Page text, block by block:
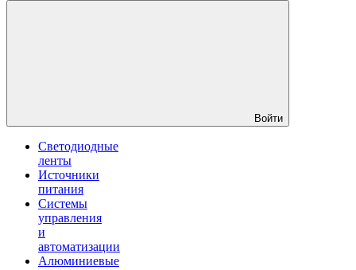
Войти
Светодиодные
ленты
Источники
питания
Системы
управления
и
автоматизации
Алюминиевые